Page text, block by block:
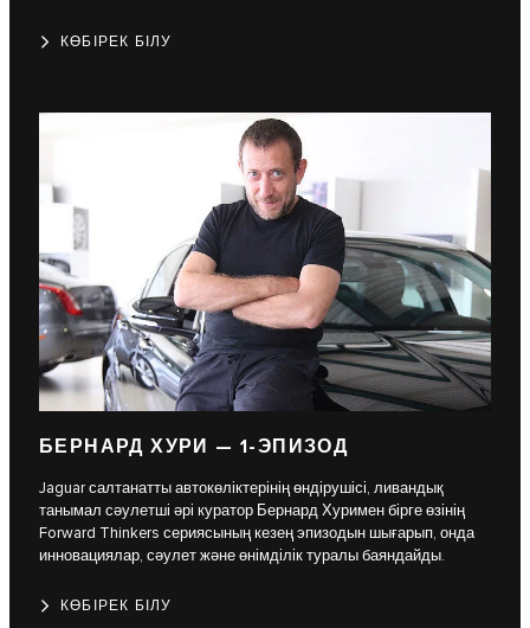
КӨБІРЕК БІЛУ
БЕРНАРД ХУРИ — 1-ЭПИЗОД
Jaguar салтанатты автокөліктерінің өндірушісі, ливандық
танымал сәулетші әрі куратор Бернард Хуримен бірге өзінің
Forward Thinkers сериясының кезең эпизодын шығарып, онда
инновациялар, сәулет және өнімділік туралы баяндайды.
КӨБІРЕК БІЛУ